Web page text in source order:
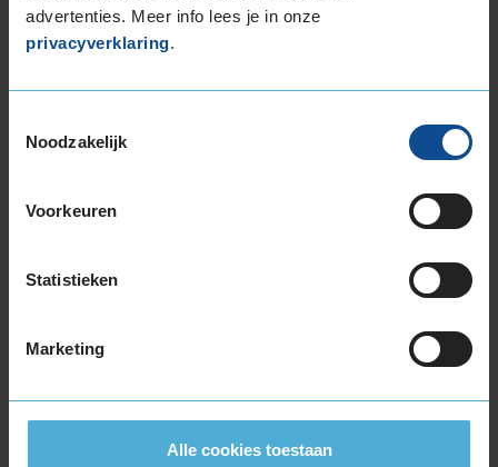
advertenties. Meer info lees je in onze
privacyverklaring.
Noodzakelijk
Voorkeuren
Statistieken
Marketing
Alle cookies toestaan
205/60R17 93H
215/45R17 91V EXTRALOAD
215/55R17 94H
215/60R17 100V EXTRALOAD
215/65R17 99V
225/45R17 94H EXTRALOAD
225/50R17 98H EXTRALOAD
225/55R17 101V EXTRALOAD